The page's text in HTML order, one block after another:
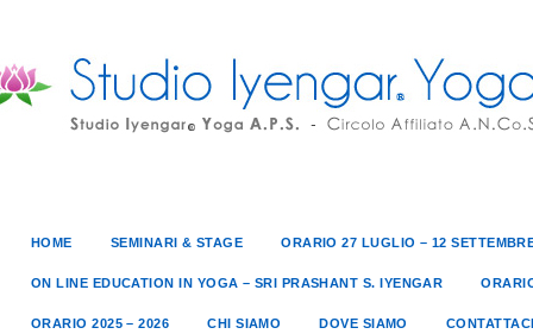
HOME SEMINARI & STAGE ORARIO 27 LUGLIO – 12
ON LINE EDUCATION IN YOGA – SRI PRASHANT S. IYENGAR
ORARIO 2025 – 2026 CHI SIAMO DOVE SIAMO